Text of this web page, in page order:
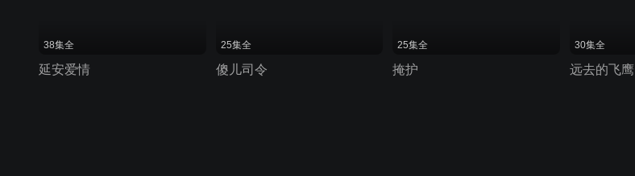
38集全
延安爱情
25集全
傻儿司令
25集全
掩护
30集全
远去的飞鹰